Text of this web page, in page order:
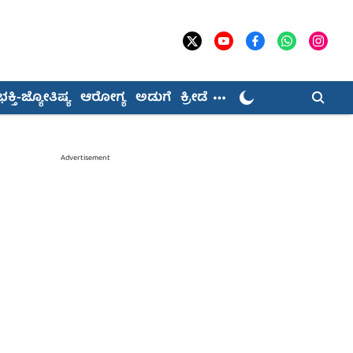
ಜ್ಯೋತಿಷ್ಯ ಆರೋಗ್ಯ ಅಡುಗೆ ಕ್ರೀಡೆ
Advertisement